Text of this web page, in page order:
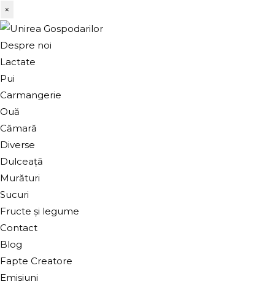
×
Despre noi
Lactate
Pui
Carmangerie
Ouă
Cămară
Diverse
Dulceață
Murături
Sucuri
Fructe și legume
Contact
Blog
Fapte Creatore
Emisiuni